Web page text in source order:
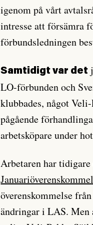
igenom på vårt
intresse att försämra
förbundsledningen
Samtidigt var det
LO-förbunden och
klubbades, något
pågående
arbetsköpare under
Arbetaren har
överenskommelse
ändringar i LAS. Men